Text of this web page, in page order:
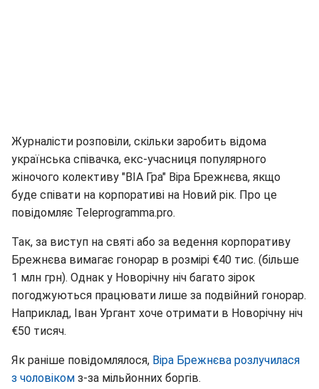
Журналісти розповіли, скільки заробить відома
українська співачка, екс-учасниця популярного
жіночого колективу "ВІА Гра" Віра Брежнєва, якщо
буде співати на корпоративі на Новий рік. Про це
повідомляє Teleprogramma.pro.
Так, за виступ на святі або за ведення корпоративу
Брежнєва вимагає гонорар в розмірі €40 тис. (більше
1 млн грн). Однак у Новорічну ніч багато зірок
погоджуються працювати лише за подвійний гонорар.
Наприклад, Іван Ургант хоче отримати в Новорічну ніч
€50 тисяч.
Як раніше повідомлялося, Віра Брежнєва розлучилася
з чоловіком з-за мільйонних боргів.